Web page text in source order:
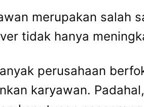
merupakan salah
tidak hanya
perusahaan
karyawan.